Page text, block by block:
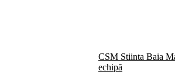
CSM Stiinta Baia
echipă